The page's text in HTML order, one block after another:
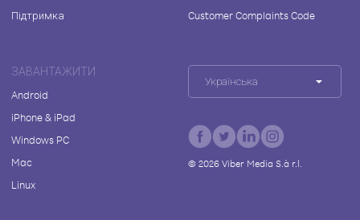
Підтримка
Customer Complaints Code
ЗАВАНТАЖИТИ
Android
iPhone & iPad
Windows PC
Mac
Linux
Українська
© 2026Viber Media S.à r.l.